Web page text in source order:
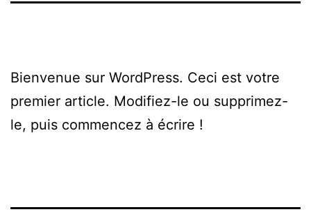
Bienvenue sur WordPress. Ceci est votre
premier article. Modifiez-le ou supprimez-
le, puis commencez à écrire !